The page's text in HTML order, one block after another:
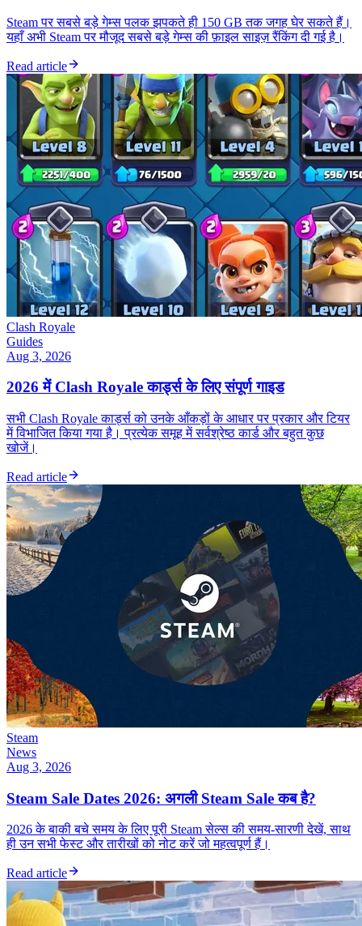
Steam पर सबसे बड़े गेम्स पलक झपकते ही 150 GB तक जगह घेर सकते हैं।
यहाँ अभी Steam पर मौजूद सबसे बड़े गेम्स की फ़ाइल साइज़ रैंकिंग दी गई है।
Read article
Clash Royale
Guides
Aug 3, 2026
2026 में Clash Royale कार्ड्स के लिए संपूर्ण गाइड
सभी Clash Royale कार्ड्स को उनके आँकड़ों के आधार पर प्रकार और टियर
में विभाजित किया गया है। प्रत्येक समूह में सर्वश्रेष्ठ कार्ड और बहुत कुछ
खोजें।
Read article
Steam
News
Aug 3, 2026
Steam Sale Dates 2026: अगली Steam Sale कब है?
2026 के बाकी बचे समय के लिए पूरी Steam सेल्स की समय-सारणी देखें, साथ
ही उन सभी फेस्ट और तारीखों को नोट करें जो महत्वपूर्ण हैं।
Read article